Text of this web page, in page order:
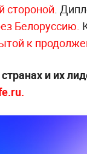
стороной .
Белоруссию.
к
и их